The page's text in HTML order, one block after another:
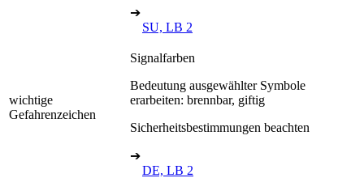
➔
SU, LB 2
wichtige
Gefahrenzeichen
Signalfarben
Bedeutung ausgewählter Symbole
erarbeiten: brennbar, giftig
Sicherheitsbestimmungen beachten
➔
DE, LB 2